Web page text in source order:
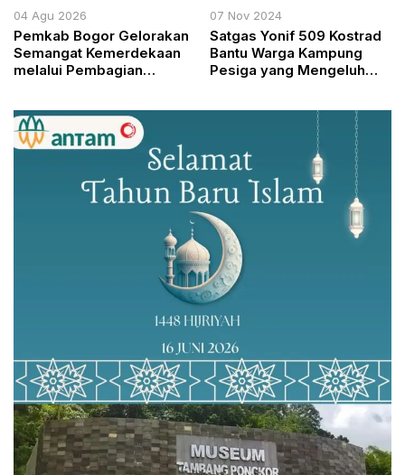
04 Agu 2026
Pemkab Bogor Gelorakan
Semangat Kemerdekaan
melalui Pembagian
07 Nov 2024
Satgas Yonif 509 Kostrad
Bantu Warga Kampung
Pesiga yang Mengeluh